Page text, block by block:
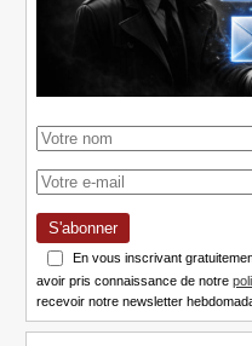
S'abonner
En vous inscrivant
avoir pris connaissance de notre
recevoir notre newsletter